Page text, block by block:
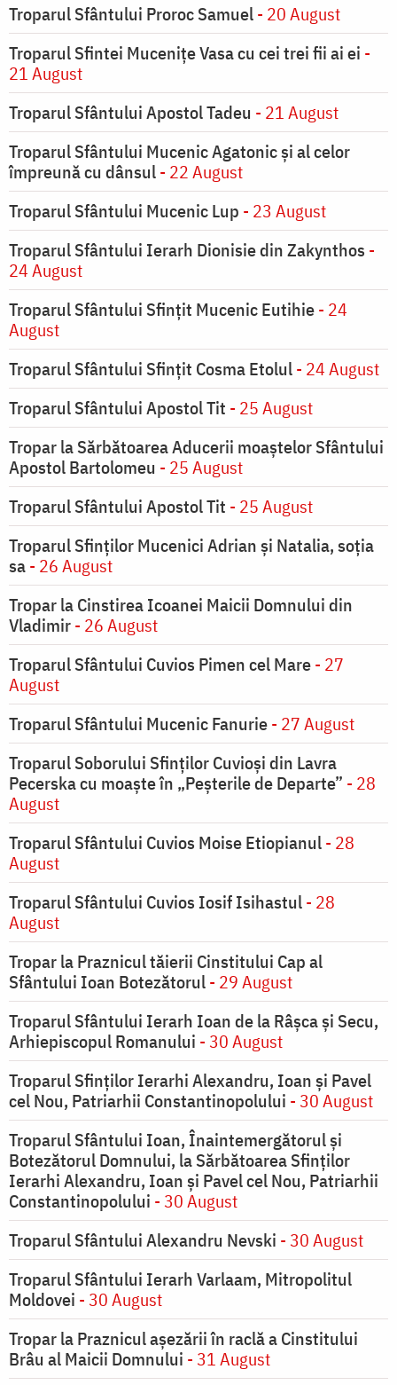
Troparul Sfântului Proroc Samuel- 20 August
Troparul Sfintei Muceniţe Vasa cu cei trei fii ai ei -
21 August
Troparul Sfântului Apostol Tadeu - 21 August
Troparul Sfântului Mucenic Agatonic şi al celor
împreună cu dânsul- 22 August
Troparul Sfântului Mucenic Lup - 23 August
Troparul Sfântului Ierarh Dionisie din Zakynthos -
24 August
Troparul Sfântului Sfinţit Mucenic Eutihie- 24
August
Troparul Sfântului Sfinţit Cosma Etolul- 24 August
Troparul Sfântului Apostol Tit - 25 August
Tropar la Sărbătoarea Aducerii moaştelor Sfântului
Apostol Bartolomeu - 25 August
Troparul Sfântului Apostol Tit - 25 August
Troparul Sfinţilor Mucenici Adrian şi Natalia, soţia
sa- 26 August
Tropar la Cinstirea Icoanei Maicii Domnului din
Vladimir- 26 August
Troparul Sfântului Cuvios Pimen cel Mare- 27
August
Troparul Sfântului Mucenic Fanurie- 27 August
Troparul Soborului Sfinților Cuvioși din Lavra
Pecerska cu moaște în „Peșterile de Departe” - 28
August
Troparul Sfântului Cuvios Moise Etiopianul- 28
August
Troparul Sfântului Cuvios Iosif Isihastul- 28
August
Tropar la Praznicul tăierii Cinstitului Cap al
Sfântului Ioan Botezătorul- 29 August
Troparul Sfântului Ierarh Ioan de la Râşca şi Secu,
Arhiepiscopul Romanului - 30 August
Troparul Sfinţilor Ierarhi Alexandru, Ioan şi Pavel
cel Nou, Patriarhii Constantinopolului - 30 August
Troparul Sfântului Ioan, Înaintemergătorul şi
Botezătorul Domnului, la Sărbătoarea Sfinţilor
Ierarhi Alexandru, Ioan şi Pavel cel Nou, Patriarhii
Constantinopolului - 30 August
Troparul Sfântului Alexandru Nevski - 30 August
Troparul Sfântului Ierarh Varlaam, Mitropolitul
Moldovei - 30 August
Tropar la Praznicul aşezării în raclă a Cinstitului
Brâu al Maicii Domnului - 31 August